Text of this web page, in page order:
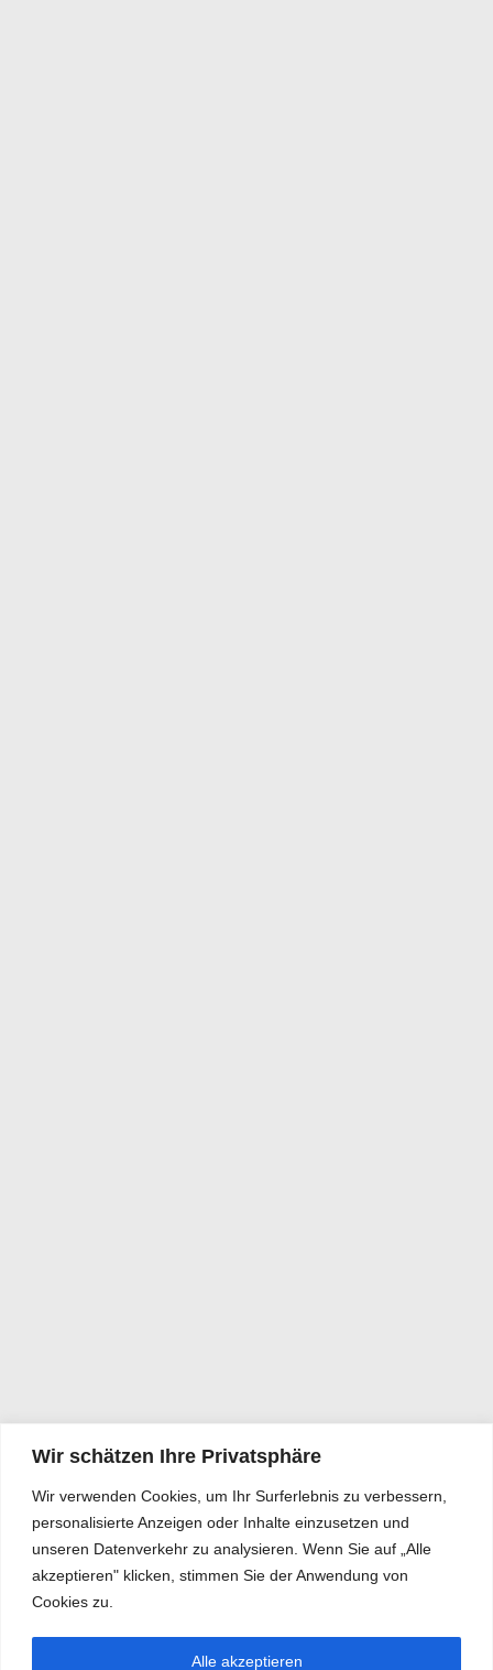
Wir schätzen Ihre Privatsphäre
Wir verwenden Cookies, um Ihr Surferlebnis zu verbessern,
personalisierte Anzeigen oder Inhalte einzusetzen und
unseren Datenverkehr zu analysieren. Wenn Sie auf „Alle
akzeptieren" klicken, stimmen Sie der Anwendung von
Cookies zu.
Alle akzeptieren